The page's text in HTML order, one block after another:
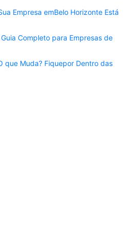
Empresa emBelo Horizonte Está
Completo para Empresas de
que Muda? Fiquepor Dentro das